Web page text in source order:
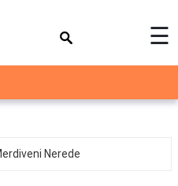
☰
Nerede